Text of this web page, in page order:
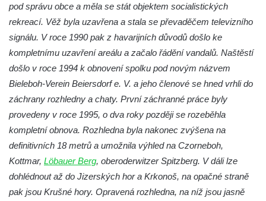
Rozhledna Na Horách u Hrobců – Rohatců
Rozhledna Radejčín
Kratochvílova rozhledna v Roudnici nad
Labem
Rozhledna Luž (Aussichtsturm Lausche)
Rozhledna Vrchbělá
Vyhlídka Triangl u Markvartic
Masarykova věž samostatnosti
pod správu obce a měla se stát objektem socialistických
rekreací. Věž byla uzavřena a stala se převaděčem televizního
signálu. V roce 1990 pak z havarijních důvodů došlo ke
kompletnímu uzavření areálu a začalo řádění vandalů. Naštěstí
došlo v roce 1994 k obnovení spolku pod novým názvem
Bieleboh-Verein Beiersdorf e. V. a jeho členové se hned vrhli do
záchrany rozhledny a chaty. První záchranné práce byly
provedeny v roce 1995, o dva roky později se rozeběhla
kompletní obnova. Rozhledna byla nakonec zvýšena na
definitivních 18 metrů a umožnila výhled na Czorneboh,
Kottmar, Löbauer Berg, oberoderwitzer Spitzberg. V dáli lze
dohlédnout až do Jizerských hor a Krkonoš, na opačné straně
pak jsou Krušné hory. Opravená rozhledna, na níž jsou jasně